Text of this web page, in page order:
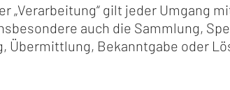
„Verarbeitung“ gilt jeder Umgang
auch die Sammlung,
Übermittlung, Bekanntgabe oder